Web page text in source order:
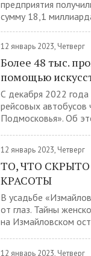
предприятия
сумму 18,1
12 январь 2023, Четверг
Более 48 тыс.
помощью
С декабря 2022
рейсовых
Подмосковья». Об
12 январь 2023, Четверг
ТО, ЧТО
КРАСОТЫ
В усадьбе
от глаз. Тайны
на Измайловском
12 январь 2023, Четверг